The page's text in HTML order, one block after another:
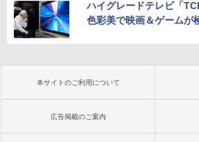
ハイグレードテレビ「
色彩美で映画＆ゲームが
本サイトのご利用について
広告掲載のご案内